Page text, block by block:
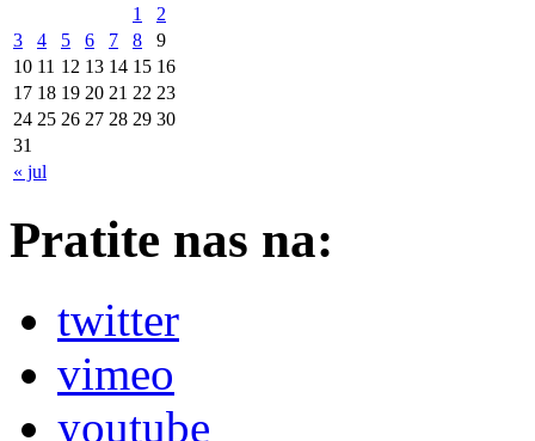
« jul
1
2
3
4 5 6 7 8
9
10 11 12 13 14 15 16
17 18 19 20 21 22 23
24 25 26 27 28 29 30
31
Pratite nas na:
twitter
vimeo
youtube